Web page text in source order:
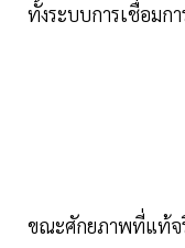
ทั้งระบบการเชื่อมก
ขณะศักยภาพที่แท้จ